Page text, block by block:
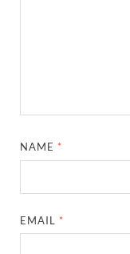
NAME *
EMAIL *